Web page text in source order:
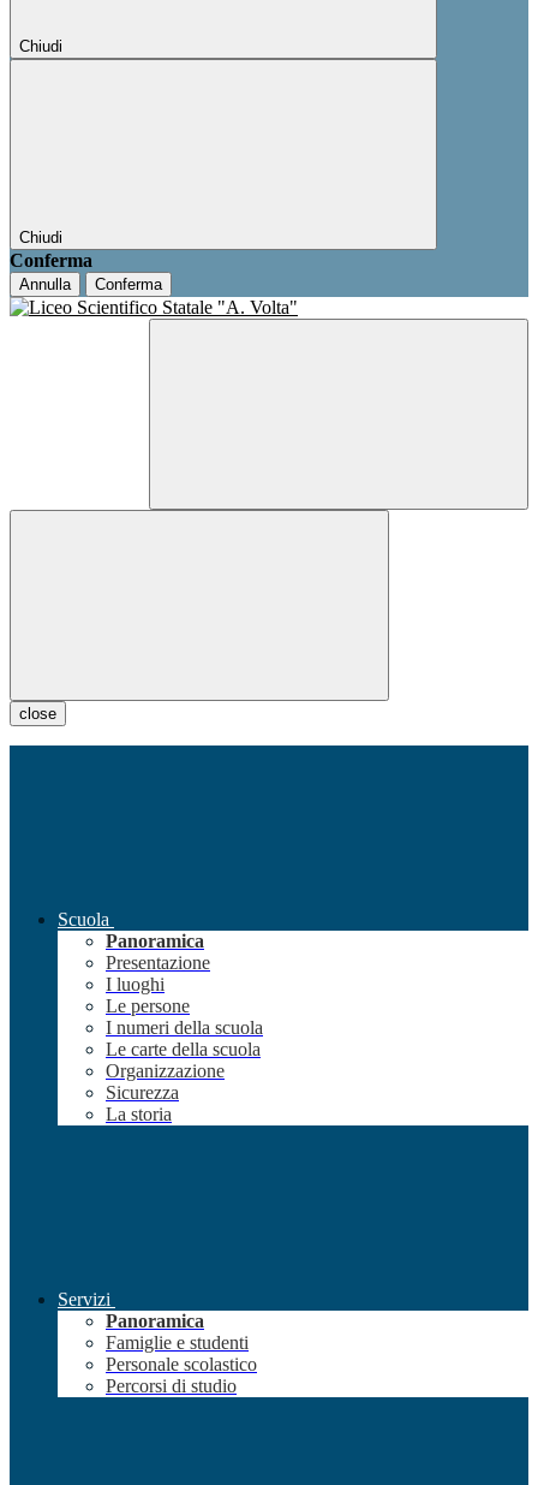
Chiudi
Chiudi
Conferma
Annulla Conferma
close
Scuola
Panoramica
Presentazione
I luoghi
Le persone
I numeri della scuola
Le carte della scuola
Organizzazione
Sicurezza
La storia
Servizi
Panoramica
Famiglie e studenti
Personale scolastico
Percorsi di studio